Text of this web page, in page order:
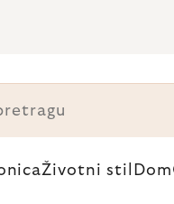
Životni stil Dom